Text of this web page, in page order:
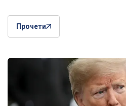
Прочети